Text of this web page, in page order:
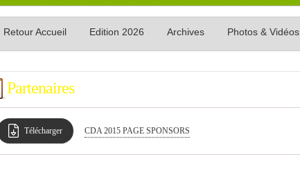
Retour Accueil Edition 2026 Archives Photos & Vidéos
Partenaires
Télécharger CDA 2015 PAGE SPONSORS